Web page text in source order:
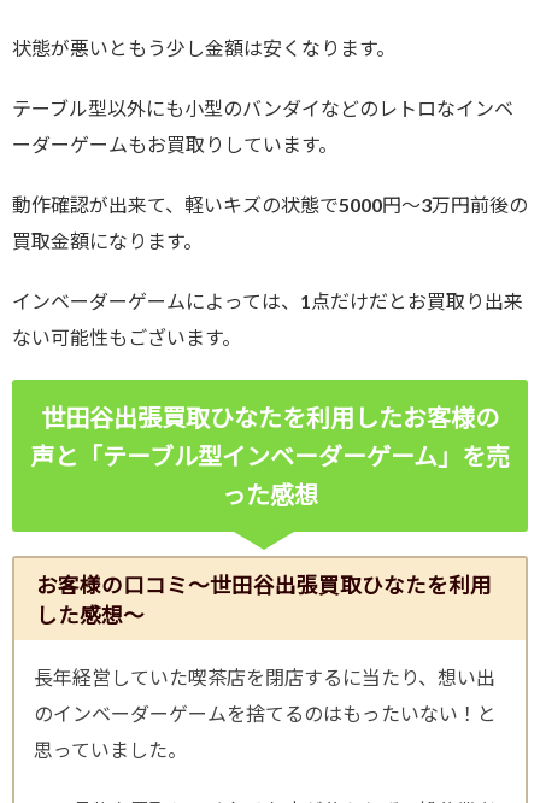
状態が悪いともう少し金額は安くなります。
テーブル型以外にも小型のバンダイなどのレトロなインベ
ーダーゲームもお買取りしています。
動作確認が出来て、軽いキズの状態で5000円～3万円前後の
買取金額になります。
インベーダーゲームによっては、1点だけだとお買取り出来
ない可能性もございます。
世田谷出張買取ひなたを利用したお客様の
声と「テーブル型インベーダーゲーム」 を売
った感想
お客様の口コミ～世田谷出張買取ひなたを利用
した感想～
長年経営していた喫茶店を閉店するに当たり、想い出
のインベーダーゲームを捨てるのはもったいない！と
思っていました。